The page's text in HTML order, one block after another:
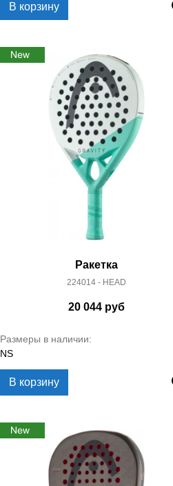
В корзину
Ракетка
224014 - HEAD
20 044 руб
Размеры в наличии:
NS
В корзину